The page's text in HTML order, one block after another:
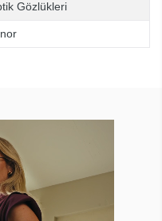
Gözlükleri